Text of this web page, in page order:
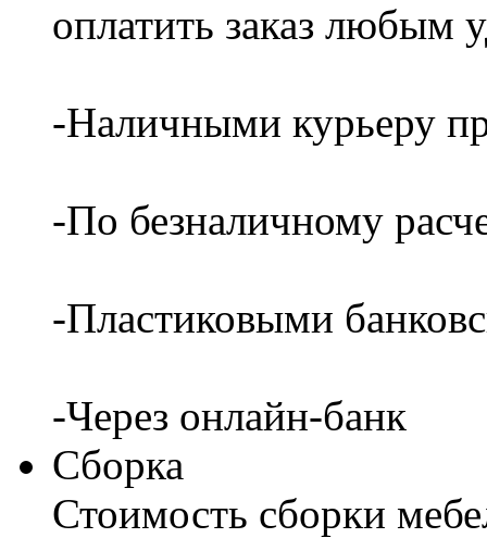
оплатить заказ любым
-Наличными курьеру
-По безналичному
-Пластиковыми
-Через онлайн-банк
Сборка
Стоимость сборки